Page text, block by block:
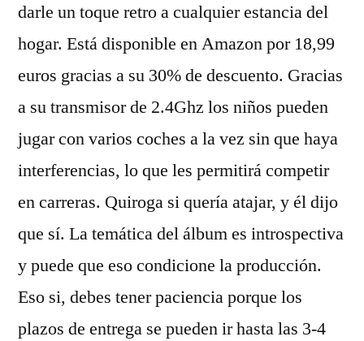
darle un toque retro a cualquier estancia del
hogar. Está disponible en Amazon por 18,99
euros gracias a su 30% de descuento. Gracias
a su transmisor de 2.4Ghz los niños pueden
jugar con varios coches a la vez sin que haya
interferencias, lo que les permitirá competir
en carreras. Quiroga si quería atajar, y él dijo
que sí. La temática del álbum es introspectiva
y puede que eso condicione la producción.
Eso si, debes tener paciencia porque los
plazos de entrega se pueden ir hasta las 3-4